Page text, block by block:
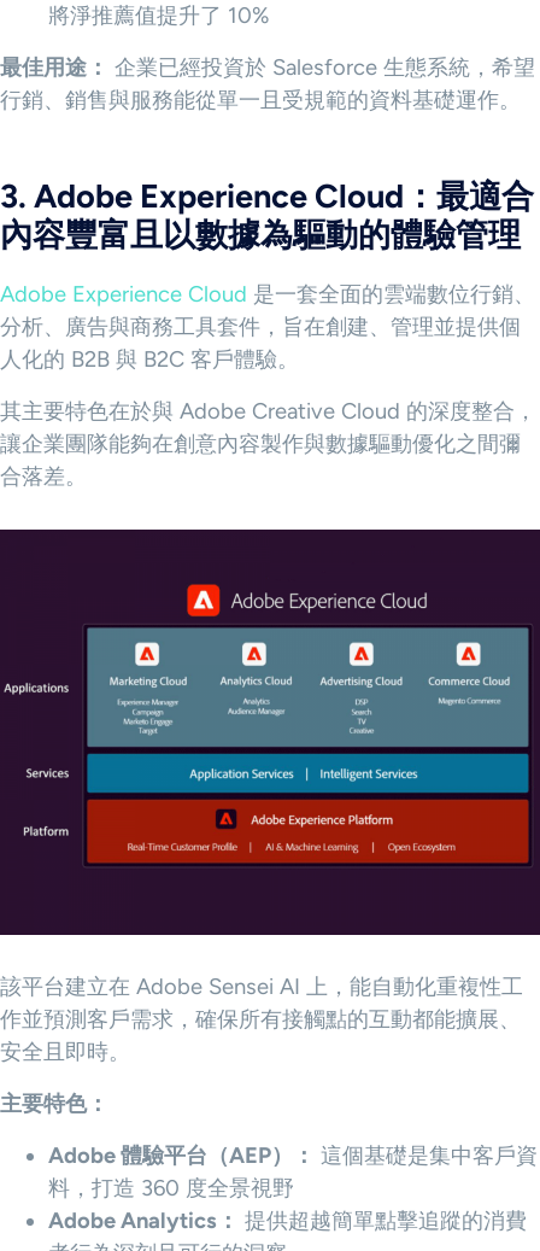
將淨推薦值提升了 10%
最佳用途： 企業已經投資於 Salesforce 生態系統，希望
行銷、銷售與服務能從單一且受規範的資料基礎運作。
3. Adobe Experience Cloud：最適合
內容豐富且以數據為驅動的體驗管理
Adobe Experience Cloud 是一套全面的雲端數位行銷、
分析、廣告與商務工具套件，旨在創建、管理並提供個
人化的 B2B 與 B2C 客戶體驗。
其主要特色在於與 Adobe Creative Cloud 的深度整合，
讓企業團隊能夠在創意內容製作與數據驅動優化之間彌
合落差。
該平台建立在 Adobe Sensei AI 上，能自動化重複性工
作並預測客戶需求，確保所有接觸點的互動都能擴展、
安全且即時。
主要特色：
Adobe 體驗平台（AEP）： 這個基礎是集中客戶資
料，打造 360 度全景視野
Adobe Analytics： 提供超越簡單點擊追蹤的消費